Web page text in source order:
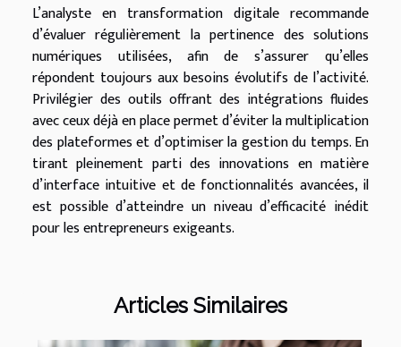
L’analyste en transformation digitale recommande
d’évaluer régulièrement la pertinence des solutions
numériques utilisées, afin de s’assurer qu’elles
répondent toujours aux besoins évolutifs de l’activité.
Privilégier des outils offrant des intégrations fluides
avec ceux déjà en place permet d’éviter la multiplication
des plateformes et d’optimiser la gestion du temps. En
tirant pleinement parti des innovations en matière
d’interface intuitive et de fonctionnalités avancées, il
est possible d’atteindre un niveau d’efficacité inédit
pour les entrepreneurs exigeants.
Articles Similaires